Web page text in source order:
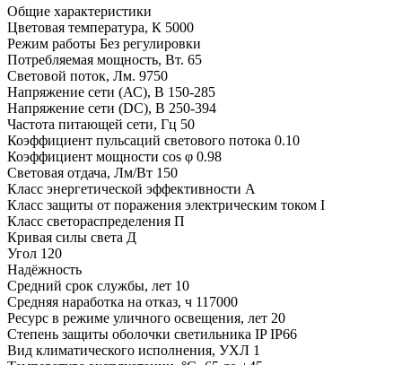
Общие характеристики
Цветовая температура, К 5000
Режим работы Без регулировки
Потребляемая мощность, Вт. 65
Световой поток, Лм. 9750
Напряжение сети (АС), В 150-285
Напряжение сети (DC), В 250-394
Частота питающей сети, Гц 50
Коэффициент пульсаций светового потока 0.10
Коэффициент мощности cos φ 0.98
Световая отдача, Лм/Вт 150
Класс энергетической эффективности A
Класс защиты от поражения электрическим током I
Класс светораспределения П
Кривая силы света Д
Угол 120
Надёжность
Средний срок службы, лет 10
Средняя наработка на отказ, ч 117000
Ресурс в режиме уличного освещения, лет 20
Степень защиты оболочки светильника IP IP66
Вид климатического исполнения, УХЛ 1